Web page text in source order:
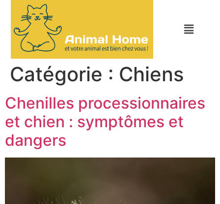
Catégorie : Chiens
Chenilles processionnaires
et chien : symptômes et
dangers